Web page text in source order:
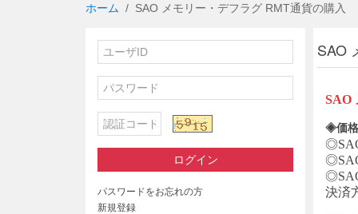
ホーム SAO メモリー・デフラグ RMT通貨の購入
ログイン
パスワードをお忘れの方
新規登録
SAO
SAO
◈価
◎
◎
◎
決済